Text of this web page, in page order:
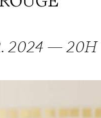
2024 —20H